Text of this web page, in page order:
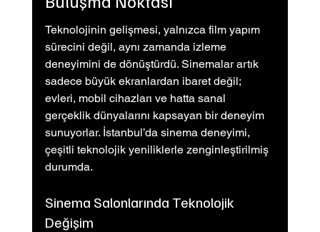
Teknolojinin gelişmesi, yalnızca film yapım
sürecini değil, aynı zamanda izleme
deneyimini de dönüştürdü. Sinemalar artık
sadece büyük ekranlardan ibaret değil;
evleri, mobil cihazları ve hatta sanal
gerçeklik dünyalarını kapsayan bir deneyim
sunuyorlar. İstanbul’da sinema deneyimi,
çeşitli teknolojik yeniliklerle zenginleştirilmiş
durumda.
Sinema Salonlarında Teknolojik
Değişim